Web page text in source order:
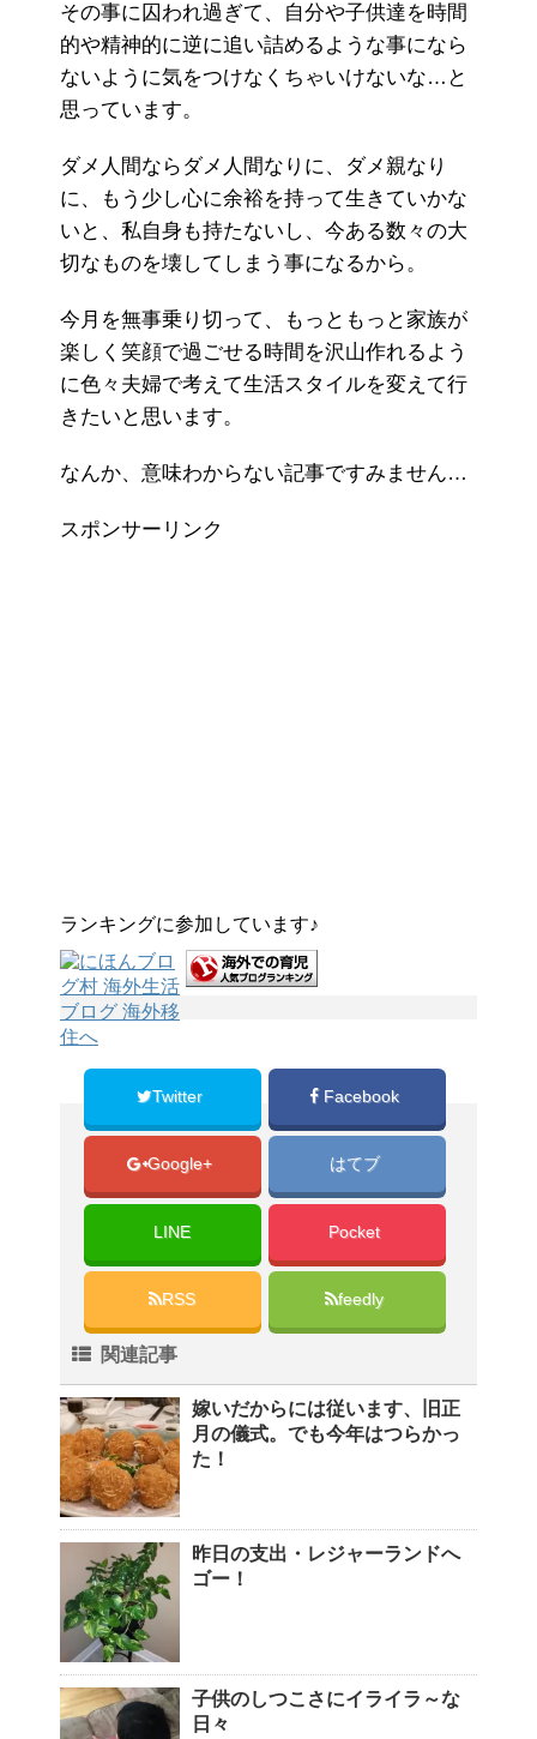
その事に囚われ過ぎて、自分や子供達を時間
的や精神的に逆に追い詰めるような事になら
ないように気をつけなくちゃいけないな…と
思っています。
ダメ人間ならダメ人間なりに、ダメ親なり
に、もう少し心に余裕を持って生きていかな
いと、私自身も持たないし、今ある数々の大
切なものを壊してしまう事になるから。
今月を無事乗り切って、もっともっと家族が
楽しく笑顔で過ごせる時間を沢山作れるよう
に色々夫婦で考えて生活スタイルを変えて行
きたいと思います。
なんか、意味わからない記事ですみません…
スポンサーリンク
ランキングに参加しています♪
Twitter Facebook
Google+ はてブ
LINE Pocket
RSS feedly
関連記事
嫁いだからには従います、旧正
月の儀式。でも今年はつらかっ
た！
昨日の支出・レジャーランドへ
ゴー！
子供のしつこさにイライラ～な
日々